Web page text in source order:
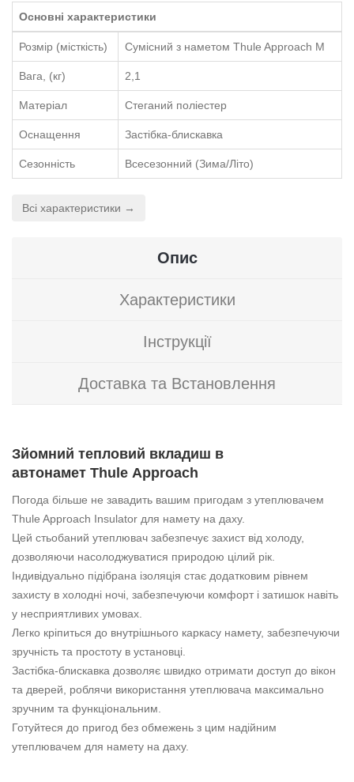
Основні характеристики
Розмір (місткість) Сумісний з наметом Thule Approach M
Вага, (кг) 2,1
Матеріал Стеганий поліестер
Оснащення Застібка-блискавка
Сезонність Всесезонний (Зима/Літо)
Всі характеристики →
Опис
Характеристики
Інструкції
Доставка та Встановлення
Зйомний тепловий вкладиш в
автонамет Thule Approach
Погода більше не завадить вашим пригодам з утеплювачем
Thule Approach Insulator для намету на даху.
Цей стьобаний утеплювач забезпечує захист від холоду,
дозволяючи насолоджуватися природою цілий рік.
Індивідуально підібрана ізоляція стає додатковим рівнем
захисту в холодні ночі, забезпечуючи комфорт і затишок навіть
у несприятливих умовах.
Легко кріпиться до внутрішнього каркасу намету, забезпечуючи
зручність та простоту в установці.
Застібка-блискавка дозволяє швидко отримати доступ до вікон
та дверей, роблячи використання утеплювача максимально
зручним та функціональним.
Готуйтеся до пригод без обмежень з цим надійним
утеплювачем для намету на даху.